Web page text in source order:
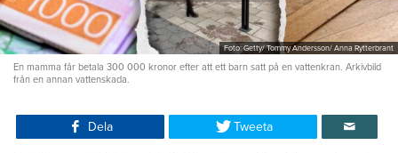
Foto: Getty/ Tommy Andersson/ Anna Rytterbrant
En mamma får betala 300 000 kronor efter att ett barn satt på en vattenkran. Arkivbild
från en annan vattenskada.
Dela Tweeta